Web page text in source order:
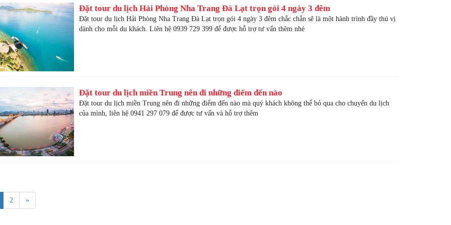
Đặt tour du lịch Hải Phòng Nha Trang Đà Lạt trọn gói 4 ngày 3 đêm
Đặt tour du lịch Hải Phòng Nha Trang Đà Lạt trọn gói 4 ngày 3 đêm chắc chắn sẽ là một hành trình đầy thú vị
dành cho mỗi du khách. Liên hệ 0939 729 399 để được hỗ trợ tư vấn thêm nhé
Đặt tour du lịch miền Trung nên đi những điểm đến nào
Đặt tour du lịch miền Trung nên đi những điểm đến nào mà quý khách không thể bỏ qua cho chuyến du lịch
của mình, liên hệ 0941 297 079 để được tư vấn và hỗ trợ thêm
2 »